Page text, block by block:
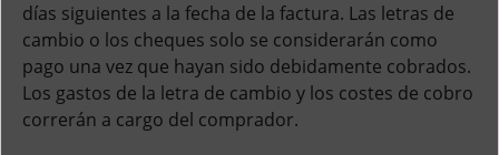
días siguientes a la fecha de la factura. Las letras de
cambio o los cheques solo se considerarán como
pago una vez que hayan sido debidamente cobrados.
Los gastos de la letra de cambio y los costes de cobro
correrán a cargo del comprador.